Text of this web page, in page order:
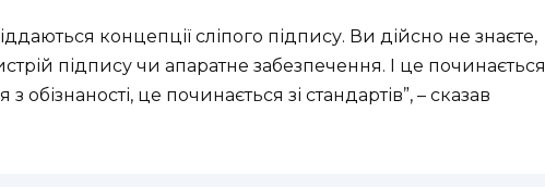
концепції сліпого підпису. Ви дійсно не знаєте,
підпису чи апаратне забезпечення. І це починається
обізнаності, це починається зі стандартів”, – сказав